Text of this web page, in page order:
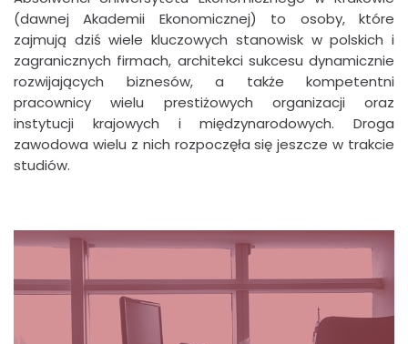
(dawnej Akademii Ekonomicznej) to osoby, które
zajmują dziś wiele kluczowych stanowisk w polskich i
zagranicznych firmach, architekci sukcesu dynamicznie
rozwijających biznesów, a także kompetentni
pracownicy wielu prestiżowych organizacji oraz
instytucji krajowych i międzynarodowych. Droga
zawodowa wielu z nich rozpoczęła się jeszcze w trakcie
studiów.